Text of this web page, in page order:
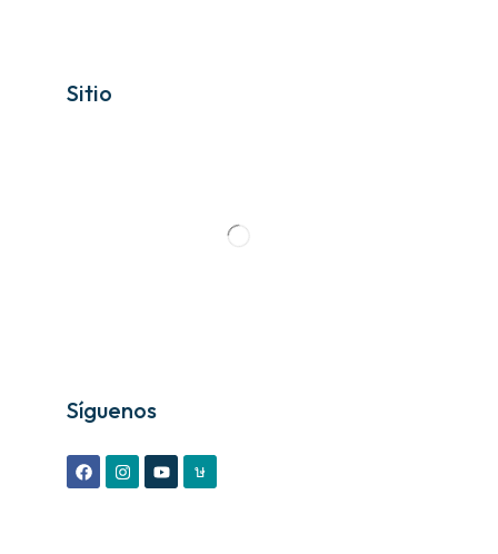
Sitio
Síguenos